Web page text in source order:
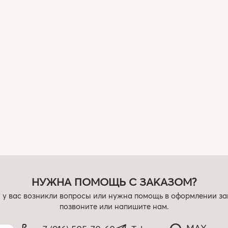
НУЖНА ПОМОЩЬ С ЗАКАЗОМ?
у вас возникли вопросы или нужна помощь в оформлении
позвоните или напишите нам.